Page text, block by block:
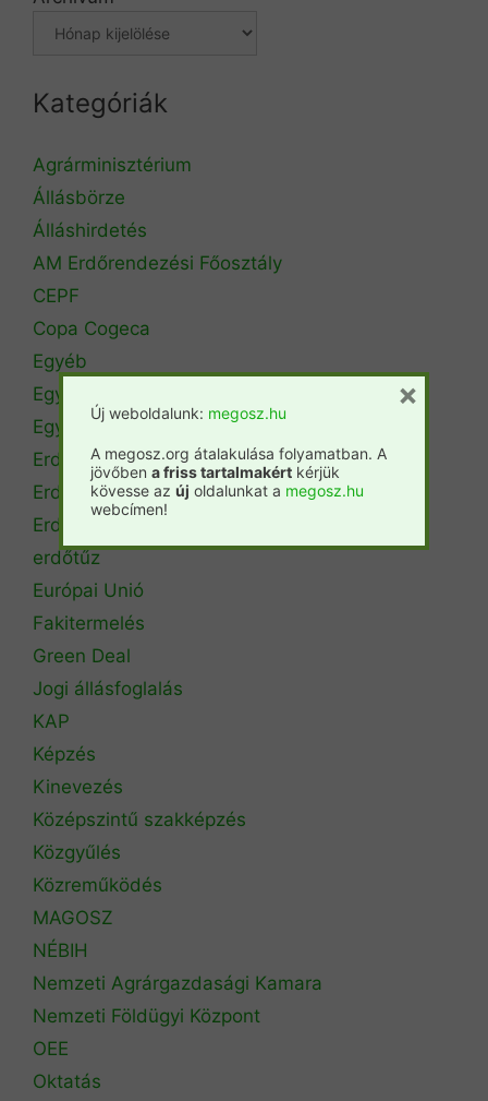
Kategóriák
Agrárminisztérium
Állásbörze
Álláshirdetés
AM Erdőrendezési Főosztály
CEPF
Copa Cogeca
Egyéb
Egyetemi hírek
Egyetemi szintű oktatás
Erdészeti szakszemélyzet
Erdőtérkép
Erdőtörvény
erdőtűz
Európai Unió
Fakitermelés
Green Deal
Jogi állásfoglalás
KAP
Képzés
Kinevezés
Középszintű szakképzés
Közgyűlés
Közreműködés
MAGOSZ
NÉBIH
Nemzeti Agrárgazdasági Kamara
Nemzeti Földügyi Központ
OEE
Oktatás
Új weboldalunk: megosz.hu
A megosz.org átalakulása folyamatban. A
jövőben a friss tartalmakért kérjük
kövesse az új oldalunkat a megosz.hu
webcímen!
×